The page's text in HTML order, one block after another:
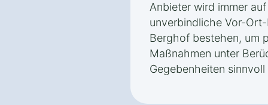
Anbieter wird immer
unverbindliche Vor-
Berghof bestehen, um
Maßnahmen unter
Gegebenheiten sinnvoll